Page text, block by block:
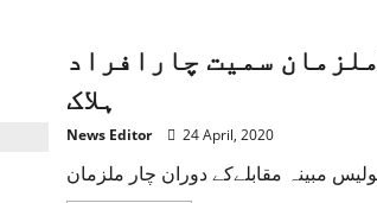
فیصل آباد پولیس، مقابلہ 5 سالہ بچےکوقتل میں ملوث 2ملزمان سمیت چارافراد
ہلاک
News Editor 24 April, 2020